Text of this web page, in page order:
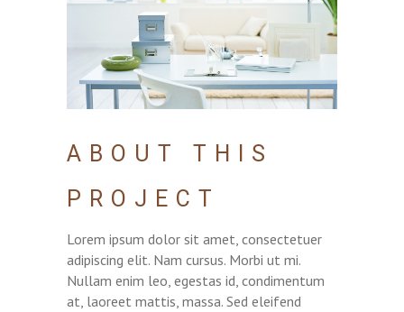
ABOUT THIS
PROJECT
Lorem ipsum dolor sit amet, consectetuer
adipiscing elit. Nam cursus. Morbi ut mi.
Nullam enim leo, egestas id, condimentum
at, laoreet mattis, massa. Sed eleifend